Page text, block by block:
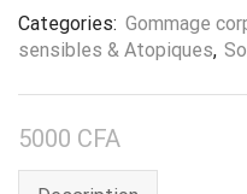
Categories: Gommage
sensibles & Atopiques,
5000 CFA